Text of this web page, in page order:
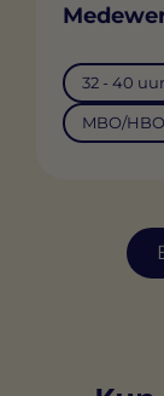
32 - 40 uur
MBO/HBO